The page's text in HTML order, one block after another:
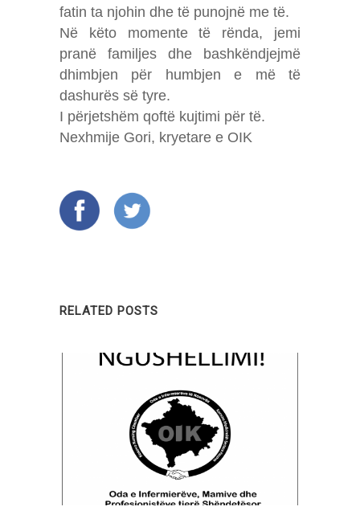
fatin ta njohin dhe të punojnë me të.
Në këto momente të rënda, jemi
pranë familjes dhe bashkëndjejmë
dhimbjen për humbjen e më të
dashurës së tyre.
I përjetshëm qoftë kujtimi për të.
Nexhmije Gori, kryetare e OIK
RELATED POSTS